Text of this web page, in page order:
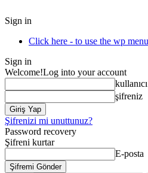
Sign in
Click here - to use the wp
Sign in
Welcome!Log into your account
şifreniz
Şifrenizi mi unuttunuz?
Password recovery
Şifreni kurtar
E-posta